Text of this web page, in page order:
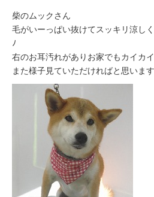
柴のムックさん
毛がいーっぱい抜けてスッキリ涼し
ﾉ
右のお耳汚れがありお家でもカイカ
また様子見ていただければと思いま